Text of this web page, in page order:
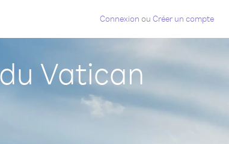
Connexion ou Créer un compte
Vatican